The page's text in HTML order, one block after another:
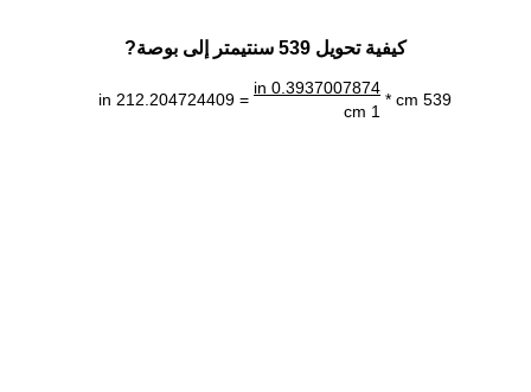
كيفية تحويل 539 سنتيمتر إلى بوصة?
539 cm *
0.3937007874 in
= 212.204724409 in
1 cm